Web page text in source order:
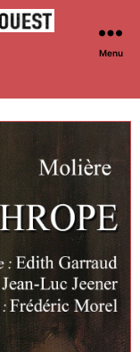
Menu